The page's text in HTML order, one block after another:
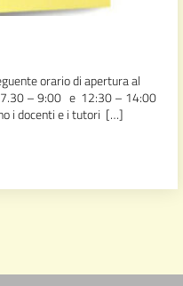
orario di apertura al
7.30 – 9:00 e 12:30 – 14:00
i docenti e i tutori […]